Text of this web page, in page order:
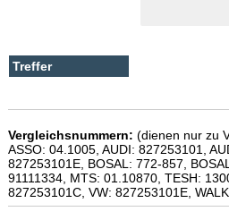
Vergleichsnummern: (dienen nur zu
ASSO: 04.1005, AUDI: 827253101,
827253101E, BOSAL: 772-857,
91111334, MTS: 01.10870, TESH:
827253101C, VW: 827253101E,